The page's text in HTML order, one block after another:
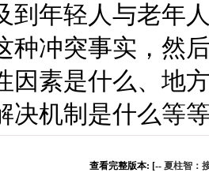
到年轻人与老年
种冲突事实，然
因素是什么、地
决机制是什么等
查看完整版本: [-- 夏柱智：